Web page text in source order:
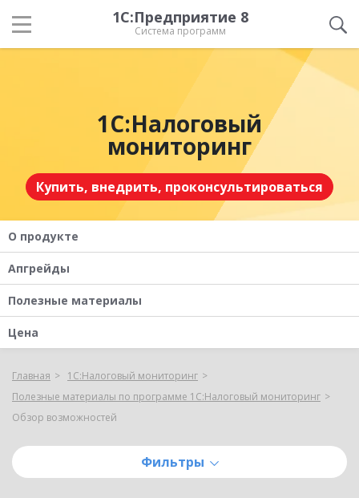
1С:Предприятие 8
Система программ
1С:Налоговый
мониторинг
Купить, внедрить, проконсультироваться
О продукте
Апгрейды
Полезные материалы
Цена
Главная
1С:Налоговый мониторинг
Полезные материалы по программе 1С:Налоговый мониторинг
Обзор возможностей
Фильтры